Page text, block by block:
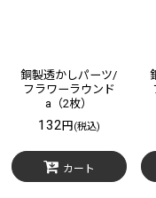
銅製透かしパーツ/
フラワーラウンド
a（2枚）
132 円 (税込)
カート